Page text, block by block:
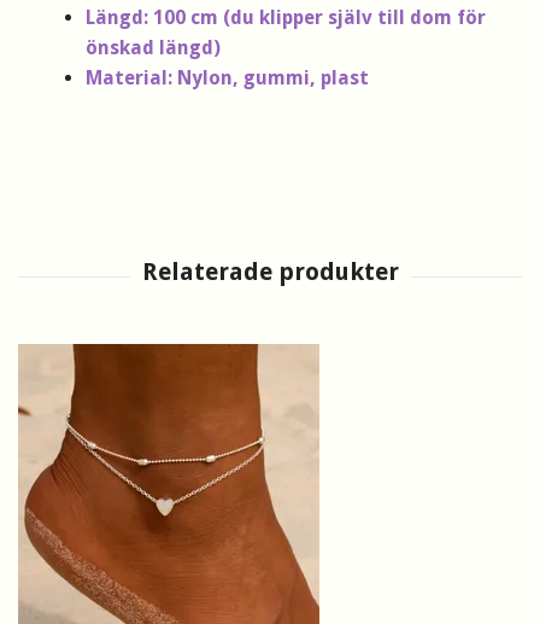
Längd: 100 cm (du klipper själv till dom för
önskad längd)
Material: Nylon, gummi, plast